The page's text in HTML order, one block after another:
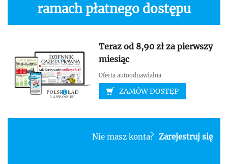
ramach płatnego dostępu
Teraz od 8,90 zł za pierwszy
miesiąc
Oferta autoodnawialna
ZAMÓW DOSTĘP
Nie masz konta? Zarejestruj się